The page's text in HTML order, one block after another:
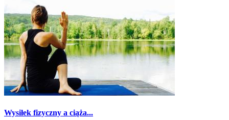
Wysiłek fizyczny a ciąża...